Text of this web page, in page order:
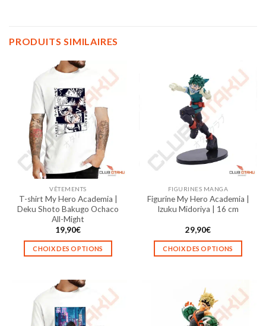
PRODUITS SIMILAIRES
VÊTEMENTS
T-shirt My Hero Academia |
Deku Shoto Bakugo Ochaco
All-Might
19,90€
CHOIX DES OPTIONS
a
plusieurs
variations.
FIGURINES MANGA
Figurine My Hero Academia |
Izuku Midoriya | 16 cm
29,90€
CHOIX DES OPTIONS
plusieurs
variations.